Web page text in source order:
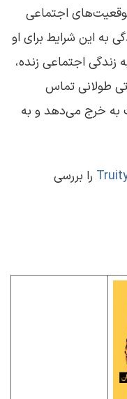
اجتماعی
این شرایط برای او
زندگی اجتماعی زنده،
طولانی تماس
به خرج می‌دهد و به
را بررسی